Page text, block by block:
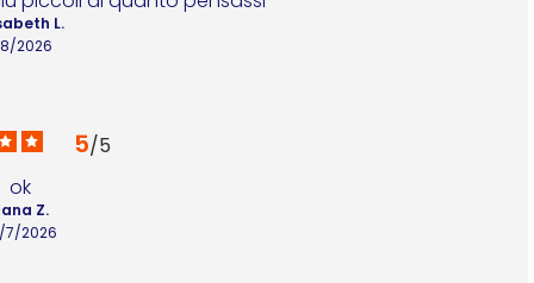
2026
L.
5/5
ok
7/2026
Z.